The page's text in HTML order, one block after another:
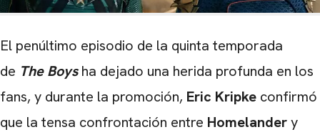
El penúltimo episodio de la quinta temporada
de The Boysha dejado una herida profunda en los
fans, y durante la promoción, Eric Kripke confirmó
que la tensa confrontación entre Homelandery